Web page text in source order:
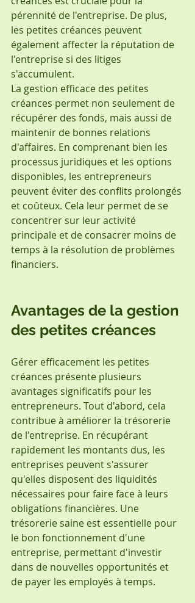
pérennité de l'entreprise. De plus,
les petites créances peuvent
également affecter la réputation de
l'entreprise si des litiges
s'accumulent.
La gestion efficace des petites
créances permet non seulement de
récupérer des fonds, mais aussi de
maintenir de bonnes relations
d'affaires. En comprenant bien les
processus juridiques et les options
disponibles, les entrepreneurs
peuvent éviter des conflits prolongés
et coûteux. Cela leur permet de se
concentrer sur leur activité
principale et de consacrer moins de
temps à la résolution de problèmes
financiers.
Avantages de la gestion
des petites créances
Gérer efficacement les petites
créances présente plusieurs
avantages significatifs pour les
entrepreneurs. Tout d'abord, cela
contribue à améliorer la trésorerie
de l'entreprise. En récupérant
rapidement les montants dus, les
entreprises peuvent s'assurer
qu'elles disposent des liquidités
nécessaires pour faire face à leurs
obligations financières. Une
trésorerie saine est essentielle pour
le bon fonctionnement d'une
entreprise, permettant d'investir
dans de nouvelles opportunités et
de payer les employés à temps.